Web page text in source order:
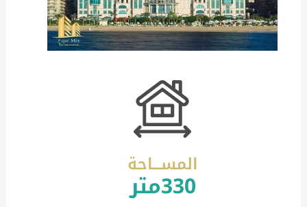
المســـاحة
330متر